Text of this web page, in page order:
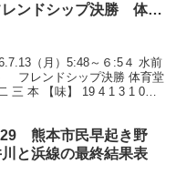
レンドシップ決勝 体育
（月）5:48～６:5４ 水前
フレンドシップ決勝 体育堂
三 本 【味】 19 4 1 3 1 0
熊本市民早起き野
と浜線の最終結果表